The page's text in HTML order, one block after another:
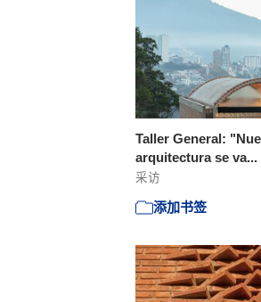
Taller General:
arquitectura se va...
采访
添加书签